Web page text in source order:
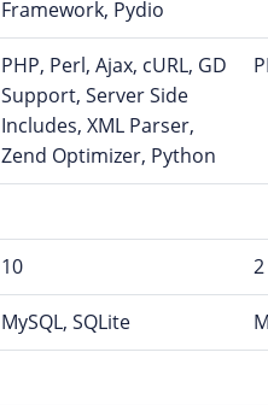
Framework, Pydio
PHP, Perl, Ajax, cURL, GD
Support, Server Side
Includes, XML Parser,
Zend Optimizer, Python
10 2
MySQL, SQLite